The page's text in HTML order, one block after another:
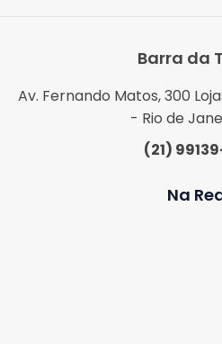
Barra da
Av. Fernando Matos, 300
- Rio de
(21)
Na